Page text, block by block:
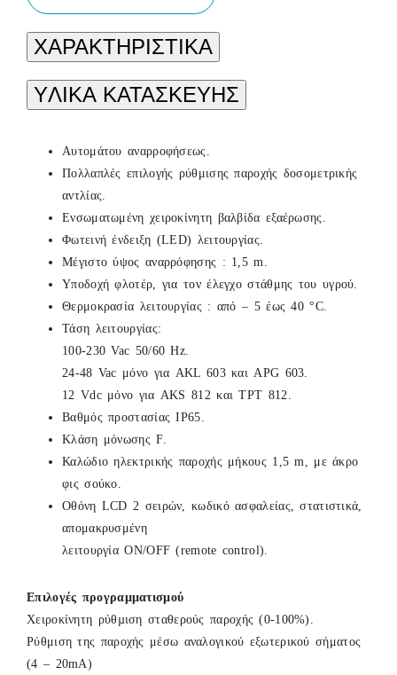
ΧΑΡΑΚΤΗΡΙΣΤΙΚΑ
YΛΙΚΑ ΚΑΤΑΣΚΕΥΗΣ
Αυτομάτου αναρροφήσεως.
Πολλαπλές επιλογής ρύθμισης παροχής δοσομετρικής
αντλίας.
Ενσωματωμένη χειροκίνητη βαλβίδα εξαέρωσης.
Φωτεινή ένδειξη (LED) λειτουργίας.
Μέγιστο ύψος αναρρόφησης : 1,5 m.
Υποδοχή φλοτέρ, για τον έλεγχο στάθμης του υγρού.
Θερμοκρασία λειτουργίας : από – 5 έως 40 °C.
Τάση λειτουργίας:
100-230 Vac 50/60 Hz.
24-48 Vac μόνο για AKL 603 και APG 603.
12 Vdc μόνο για AKS 812 και TPT 812.
Βαθμός προστασίας ΙΡ65.
Κλάση μόνωσης F.
Καλώδιο ηλεκτρικής παροχής μήκους 1,5 m, με άκρο
φις σούκο.
Οθόνη LCD 2 σειρών, κωδικό ασφαλείας, στατιστικά,
απομακρυσμένη
λειτουργία ON/OFF (remote control).
Επιλογές προγραµµατισµού
Χειροκίνητη ρύθµιση σταθερούς παροχής (0-100%).
Ρύθμιση της παροχής μέσω αναλογικού εξωτερικού σήματος
(4 – 20mA)